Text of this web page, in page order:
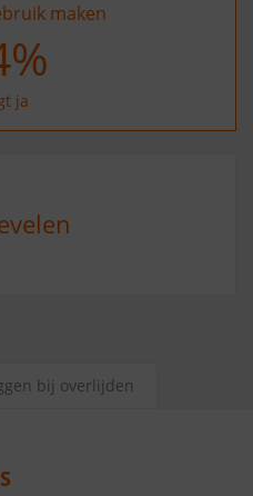
maken
%
ja
bij overlijden